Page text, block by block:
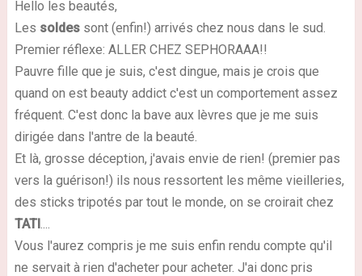
Hello les beautés,
Les soldessont (enfin!) arrivés chez nous dans le sud.
Premier réflexe: ALLER CHEZ SEPHORAAA!!
Pauvre fille que je suis, c'est dingue, mais je crois que
quand on est beauty addict c'est un comportement assez
fréquent. C'est donc la bave aux lèvres que je me suis
dirigée dans l'antre de la beauté.
Et là, grosse déception, j'avais envie de rien! (premier pas
vers la guérison!) ils nous ressortent les même vieilleries,
des sticks tripotés par tout le monde, on se croirait chez
TATI....
Vous l'aurez compris je me suis enfin rendu compte qu'il
ne servait à rien d'acheter pour acheter. J'ai donc pris